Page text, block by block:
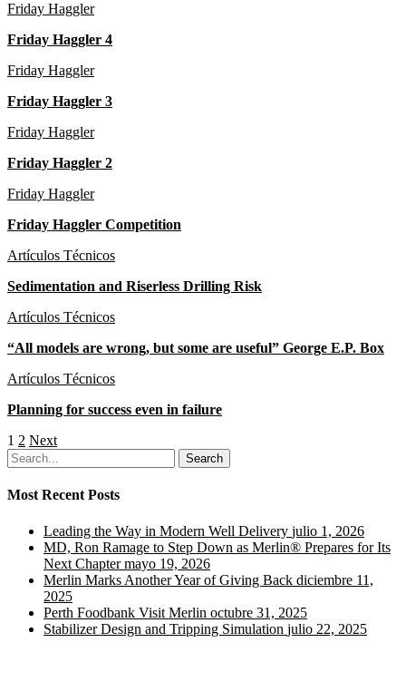
Friday Haggler
Friday Haggler 4
Friday Haggler
Friday Haggler 3
Friday Haggler
Friday Haggler 2
Friday Haggler
Friday Haggler Competition
Artículos Técnicos
Sedimentation and Riserless Drilling Risk
Artículos Técnicos
“All models are wrong, but some are useful” George E.P. Box
Artículos Técnicos
Planning for success even in failure
1 2 Next
Search
Most Recent Posts
Leading the Way in Modern Well Delivery julio 1, 2026
MD, Ron Ramage to Step Down as Merlin® Prepares for Its
Next Chapter mayo 19, 2026
Merlin Marks Another Year of Giving Back diciembre 11,
2025
Perth Foodbank Visit Merlin octubre 31, 2025
Stabilizer Design and Tripping Simulation julio 22, 2025